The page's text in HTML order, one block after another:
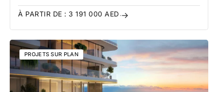
À PARTIR DE : 3 191 000 AED
PROJETS SUR PLAN